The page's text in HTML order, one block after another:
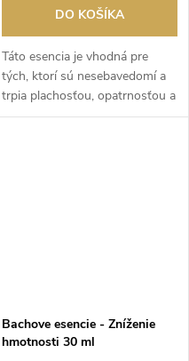
DO KOŠÍKA
Táto esencia je vhodná pre
tých, ktorí sú nesebavedomí a
trpia plachosťou, opatrnosťou a
prílišnou sebadôverou. Pomáha
Bachove esencie - Zníženie
hmotnosti 30 ml